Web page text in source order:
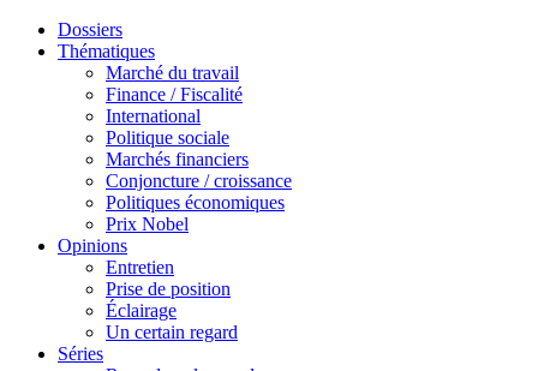
Dossiers
Thématiques
Marché du travail
Finance / Fiscalité
International
Politique sociale
Marchés financiers
Conjoncture / croissance
Politiques économiques
Prix Nobel
Opinions
Entretien
Prise de position
Éclairage
Un certain regard
Séries